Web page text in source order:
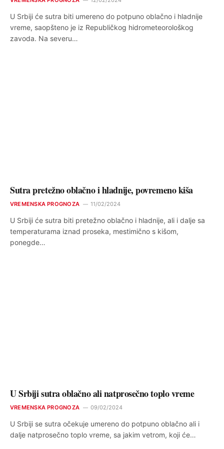
U Srbiji će sutra biti umereno do potpuno oblačno i hladnije
vreme, saopšteno je iz Republičkog hidrometeorološkog
zavoda. Na severu…
Sutra pretežno oblačno i hladnije, povremeno kiša
VREMENSKA PROGNOZA 11/02/2024
U Srbiji će sutra biti pretežno oblačno i hladnije, ali i dalje sa
temperaturama iznad proseka, mestimično s kišom,
ponegde…
U Srbiji sutra oblačno ali natprosečno toplo vreme
VREMENSKA PROGNOZA 09/02/2024
U Srbiji se sutra očekuje umereno do potpuno oblačno ali i
dalje natprosečno toplo vreme, sa jakim vetrom, koji će…